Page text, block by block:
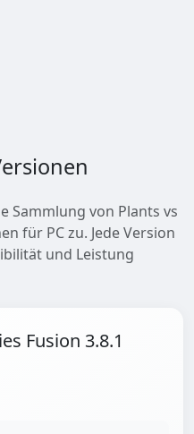
Sammlung von Plants vs
für PC zu. Jede Version
und Leistung
Fusion 3.8.1